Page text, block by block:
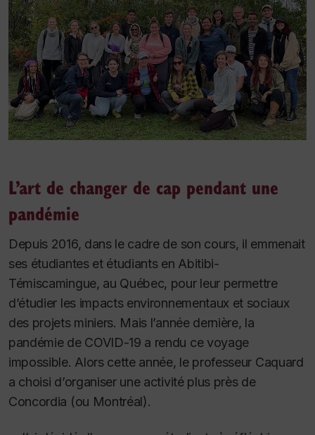
L’art de changer de cap pendant une
pandémie
Depuis 2016, dans le cadre de son cours, il emmenait
ses étudiantes et étudiants en Abitibi-
Témiscamingue, au Québec, pour leur permettre
d’étudier les impacts environnementaux et sociaux
des projets miniers. Mais l’année dernière, la
pandémie de COVID-19 a rendu ce voyage
impossible. Alors cette année, le professeur Caquard
a choisi d’organiser une activité plus près de
Concordia (ou Montréal).